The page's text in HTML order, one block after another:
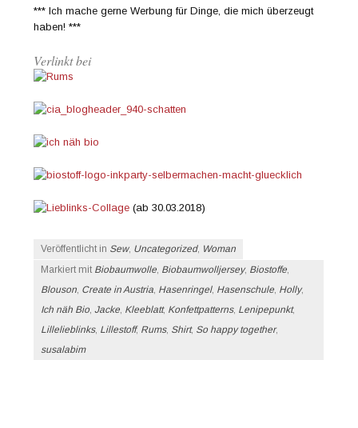
*** Ich mache gerne Werbung für Dinge, die mich überzeugt
haben! ***
Verlinkt bei
(ab 30.03.2018)
Veröffentlicht in Sew, Uncategorized, Woman
Markiert mit Biobaumwolle Biobaumwolljersey, Biostoffe
Blouson Create in Austria Hasenringel, Hasenschule Holly,
Ich näh Bio ,Jacke Kleeblatt, Konfettpatterns, Lenipepunkt,
Lillelieblinks, Lillestoff, Rums, Shirt, So happy together,
susalabim